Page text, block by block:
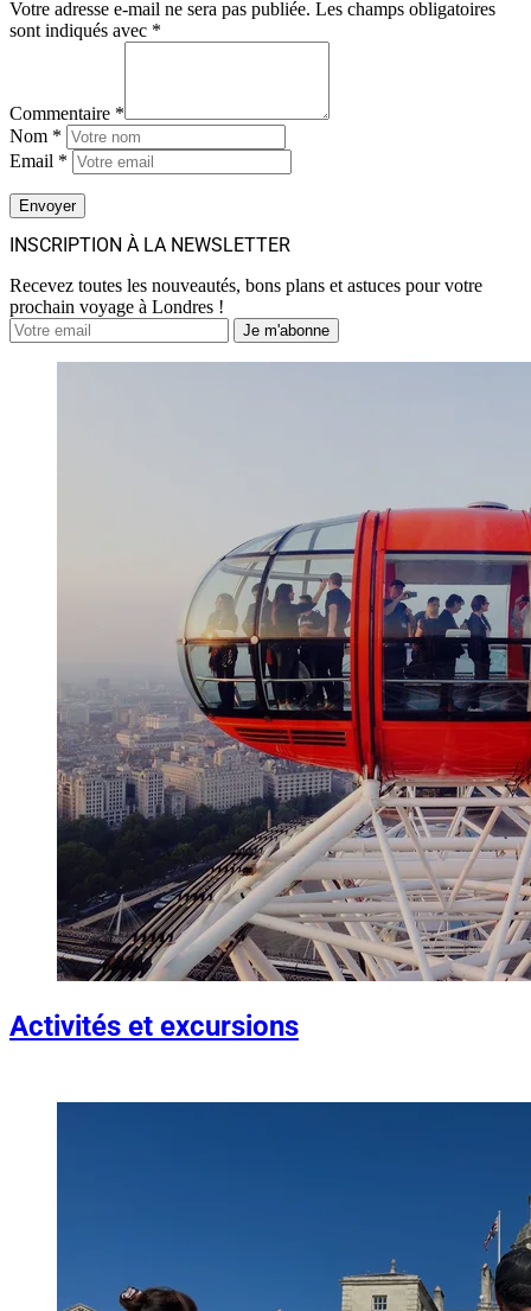
Votre adresse e-mail ne sera pas publiée. Les champs obligatoires
sont indiqués avec *
Commentaire *
Nom *
Email *
INSCRIPTION À LA NEWSLETTER
Recevez toutes les nouveautés, bons plans et astuces pour votre
prochain voyage à Londres !
Je m'abonne
Activités et excursions